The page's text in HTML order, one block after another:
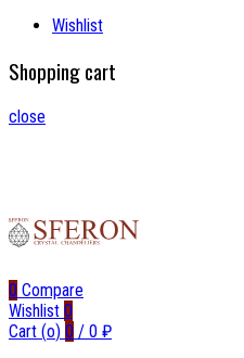
Wishlist
Shopping cart
close
0 Compare
Wishlist 0
Cart (o) 0 / 0 ₽